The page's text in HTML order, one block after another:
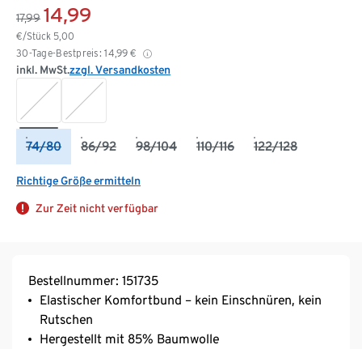
17,99 14,99
€/Stück 5,00
30-Tage-Bestpreis: 14,99 €
inkl. MwSt.zzgl. Versandkosten
74/80 86/92 98/104 110/116 122/128
Richtige Größe ermitteln
Zur Zeit nicht verfügbar
Bestellnummer: 151735
Elastischer Komfortbund – kein Einschnüren, kein
Rutschen
Hergestellt mit 85% Baumwolle